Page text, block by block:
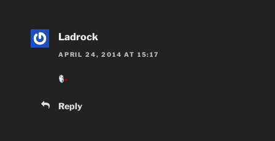
Ladrock
APRIL 24, 2014 AT 15:17
Reply